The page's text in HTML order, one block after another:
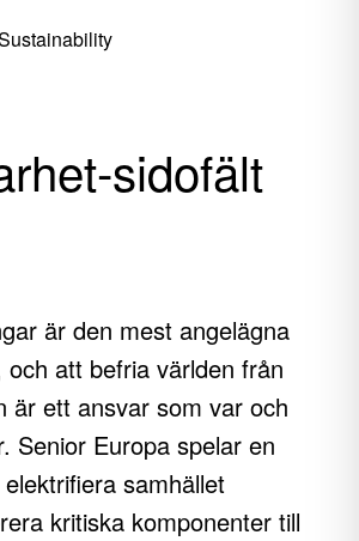
sidofält
är den mest angelägna
att befria världen från
är ett ansvar som var och
Senior Europa spelar en
samhället
kritiska komponenter till